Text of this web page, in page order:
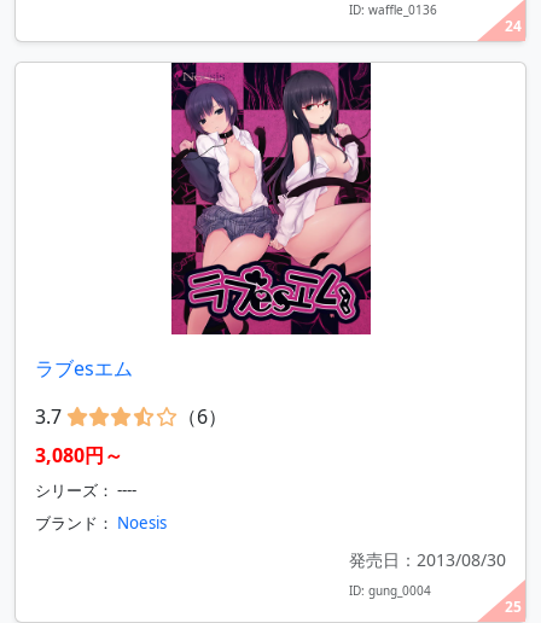
24
ID: waffle_0136
25
ラブesエム
3.7
（6）
3,080円～
シリーズ： ----
ブランド： Noesis
発売日：2013/08/30
ID: gung_0004